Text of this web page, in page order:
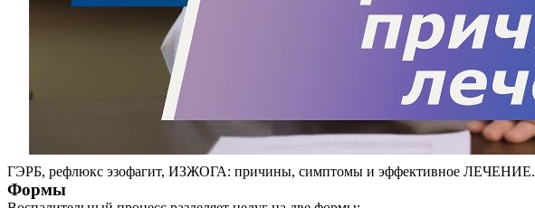
ГЭРБ, рефлюкс эзофагит, ИЗЖОГА: причины, симптомы и эффективное ЛЕЧЕНИЕ.
Формы